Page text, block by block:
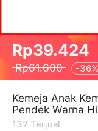
Rp39.424
Rp61.600 -36%
Kemeja Anak
Pendek Warna
132 Terjual